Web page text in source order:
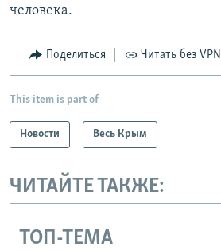
человека.
Поделиться Читать без VPN
This item is part of
Новости Весь Крым
ЧИТАЙТЕ ТАКЖЕ:
ТОП-ТЕМА